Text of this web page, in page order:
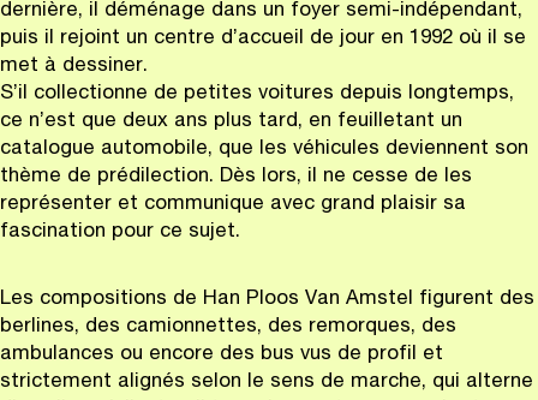
dernière, il déménage dans un foyer semi-indépendant,
puis il rejoint un centre d’accueil de jour en 1992 où il se
met à dessiner.
S’il collectionne de petites voitures depuis longtemps,
ce n’est que deux ans plus tard, en feuilletant un
catalogue automobile, que les véhicules deviennent son
thème de prédilection. Dès lors, il ne cesse de les
représenter et communique avec grand plaisir sa
fascination pour ce sujet.
Les compositions de Han Ploos Van Amstel figurent des
berlines, des camionnettes, des remorques, des
ambulances ou encore des bus vus de profil et
strictement alignés selon le sens de marche, qui alterne